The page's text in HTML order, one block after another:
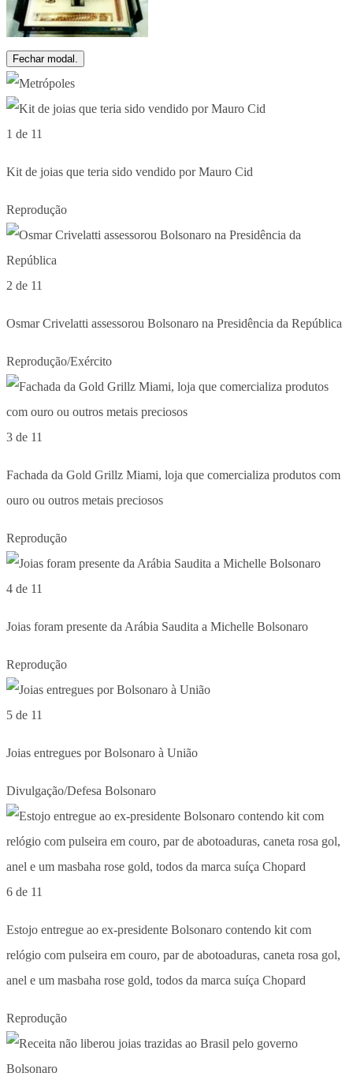
Fechar modal.
1 de 11
Kit de joias que teria sido vendido por Mauro Cid
Reprodução
2 de 11
Osmar Crivelatti assessorou Bolsonaro na Presidência da República
Reprodução/Exército
3 de 11
Fachada da Gold Grillz Miami, loja que comercializa produtos com
ouro ou outros metais preciosos
Reprodução
4 de 11
Joias foram presente da Arábia Saudita a Michelle Bolsonaro
Reprodução
5 de 11
Joias entregues por Bolsonaro à União
Divulgação/Defesa Bolsonaro
6 de 11
Estojo entregue ao ex-presidente Bolsonaro contendo kit com
relógio com pulseira em couro, par de abotoaduras, caneta rosa gol,
anel e um masbaha rose gold, todos da marca suíça Chopard
Reprodução